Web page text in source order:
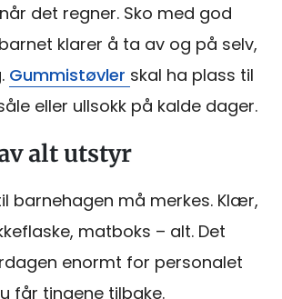
det regner. Sko med god
klarer å ta av og på selv,
Gummistøvler skal ha plass til
eller ullsokk på kalde dager.
alt utstyr
barnehagen må merkes. Klær,
matboks – alt. Det
enormt for personalet
får tingene tilbake.